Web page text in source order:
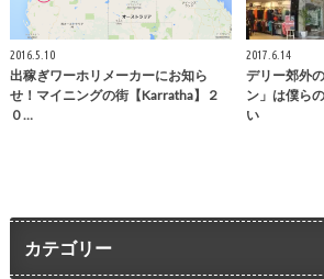
2016.5.10
出稼ぎワーホリメーカーにお知ら
せ！マイニングの街【Karratha】２
０…
2017.6.14
デリー郊外
ン」は僕ら
い
カテゴリー